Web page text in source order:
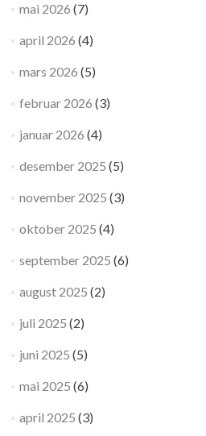
mai 2026 (7)
april 2026 (4)
mars 2026 (5)
februar 2026 (3)
januar 2026 (4)
desember 2025 (5)
november 2025 (3)
oktober 2025 (4)
september 2025 (6)
august 2025 (2)
juli 2025 (2)
juni 2025 (5)
mai 2025 (6)
april 2025 (3)